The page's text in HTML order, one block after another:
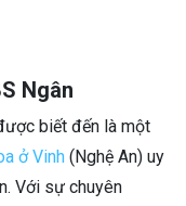
Ngân
biết đến là một
ở Vinh (Nghệ An) uy
Với sự chuyên